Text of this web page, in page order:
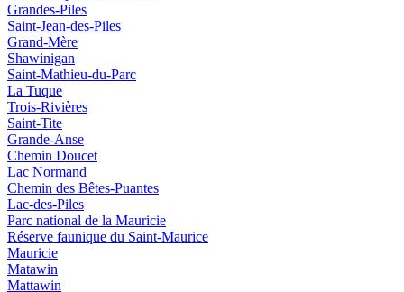
Grandes-Piles
Saint-Jean-des-Piles
Grand-Mère
Shawinigan
Saint-Mathieu-du-Parc
La Tuque
Trois-Rivières
Saint-Tite
Grande-Anse
Chemin Doucet
Lac Normand
Chemin des Bêtes-Puantes
Lac-des-Piles
Parc national de la Mauricie
Réserve faunique du Saint‑Maurice
Mauricie
Matawin
Mattawin